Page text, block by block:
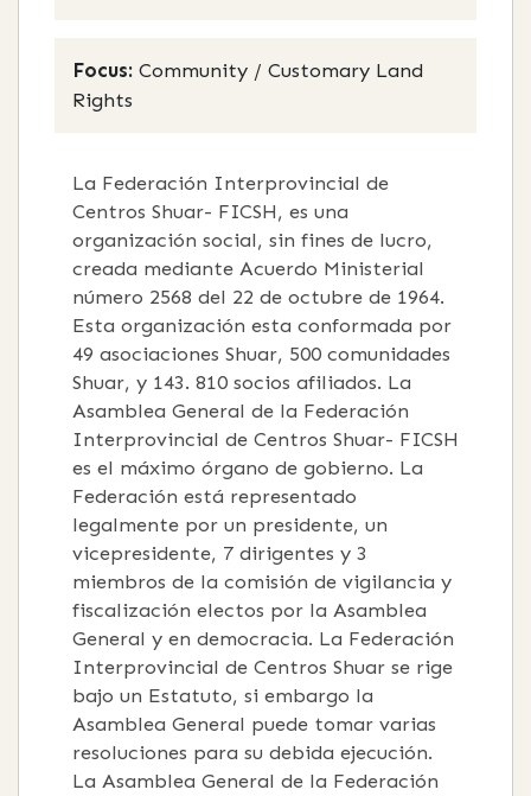
Focus: Community / Customary Land
Rights
La Federación Interprovincial de
Centros Shuar- FICSH, es una
organización social, sin fines de lucro,
creada mediante Acuerdo Ministerial
número 2568 del 22 de octubre de 1964.
Esta organización esta conformada por
49 asociaciones Shuar, 500 comunidades
Shuar, y 143. 810 socios afiliados. La
Asamblea General de la Federación
Interprovincial de Centros Shuar- FICSH
es el máximo órgano de gobierno. La
Federación está representado
legalmente por un presidente, un
vicepresidente, 7 dirigentes y 3
miembros de la comisión de vigilancia y
fiscalización electos por la Asamblea
General y en democracia. La Federación
Interprovincial de Centros Shuar se rige
bajo un Estatuto, si embargo la
Asamblea General puede tomar varias
resoluciones para su debida ejecución.
La Asamblea General de la Federación